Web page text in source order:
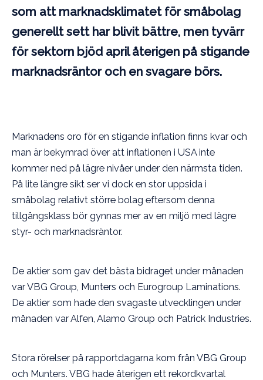
som att marknadsklimatet för småbolag
generellt sett har blivit bättre, men tyvärr
för sektorn bjöd april återigen på stigande
marknadsräntor och en svagare börs.
Marknadens oro för en stigande inflation finns kvar och
man är bekymrad över att inflationen i USA inte
kommer ned på lägre nivåer under den närmsta tiden.
På lite längre sikt ser vi dock en stor uppsida i
småbolag relativt större bolag eftersom denna
tillgångsklass bör gynnas mer av en miljö med lägre
styr- och marknadsräntor.
De aktier som gav det bästa bidraget under månaden
var VBG Group, Munters och Eurogroup Laminations.
De aktier som hade den svagaste utvecklingen under
månaden var Alfen, Alamo Group och Patrick Industries.
Stora rörelser på rapportdagarna kom från VBG Group
och Munters. VBG hade återigen ett rekordkvartal